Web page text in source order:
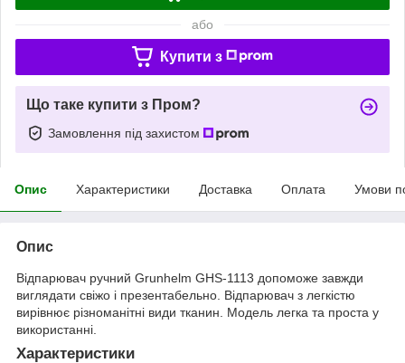
або
Купити з
Що таке купити з Пром?
Замовлення під захистом
Опис Характеристики Доставка Оплата Умови
Опис
Відпарювач ручний Grunhelm GHS-1113 допоможе завжди
виглядати свіжо і презентабельно. Відпарювач з легкістю
вирівнює різноманітні види тканин. Модель легка та проста у
використанні.
Характеристики